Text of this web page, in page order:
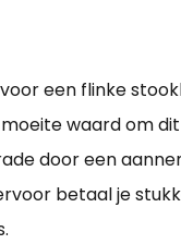
een flinke
waard om
door een
betaal je